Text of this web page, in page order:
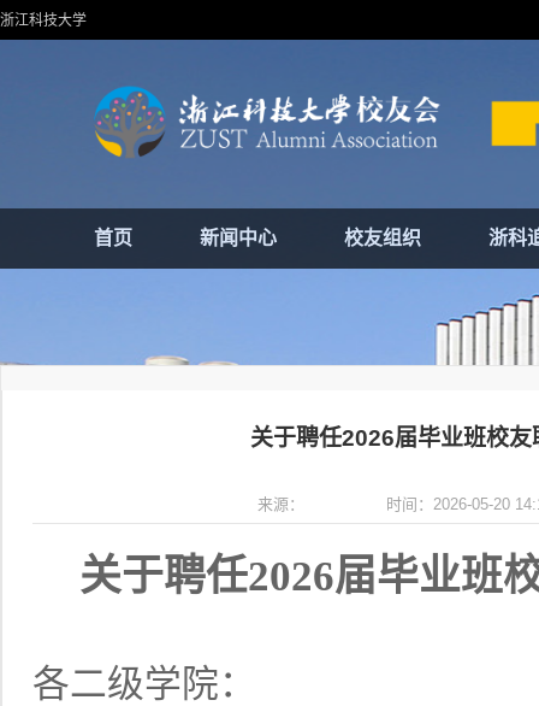
浙江科技大学
首页 新闻中心 校友组织 浙科
关于聘任2026届毕业班校友
来源： 时间：2026-05-20
关于聘任2026届毕业班
各二级学院：